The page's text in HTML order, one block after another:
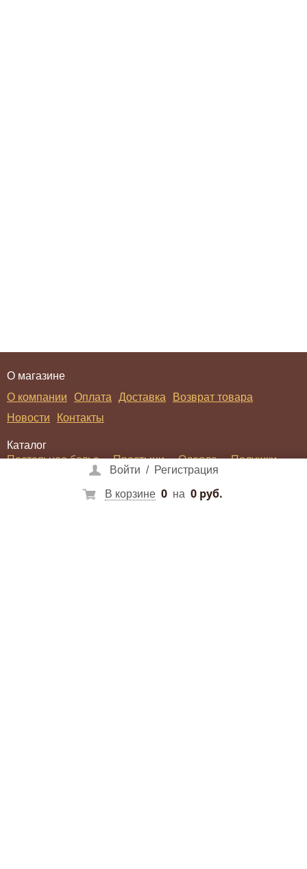
Войти / Регистрация
В корзине 0 на 0 руб.
О магазине
О компании
Оплата Доставка
Возврат товара
Новости
Контакты
Каталог
Постельное белье
Простыни Одеяла
Подушки
Пледы Халаты
Регистрация